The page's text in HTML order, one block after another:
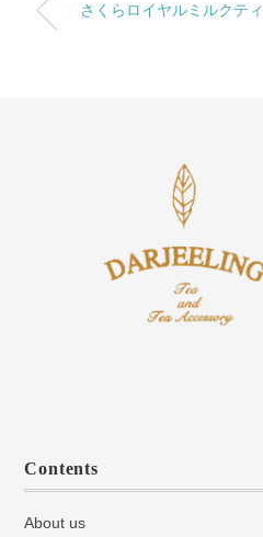
さくらロイヤルミルクテ
Contents
About us